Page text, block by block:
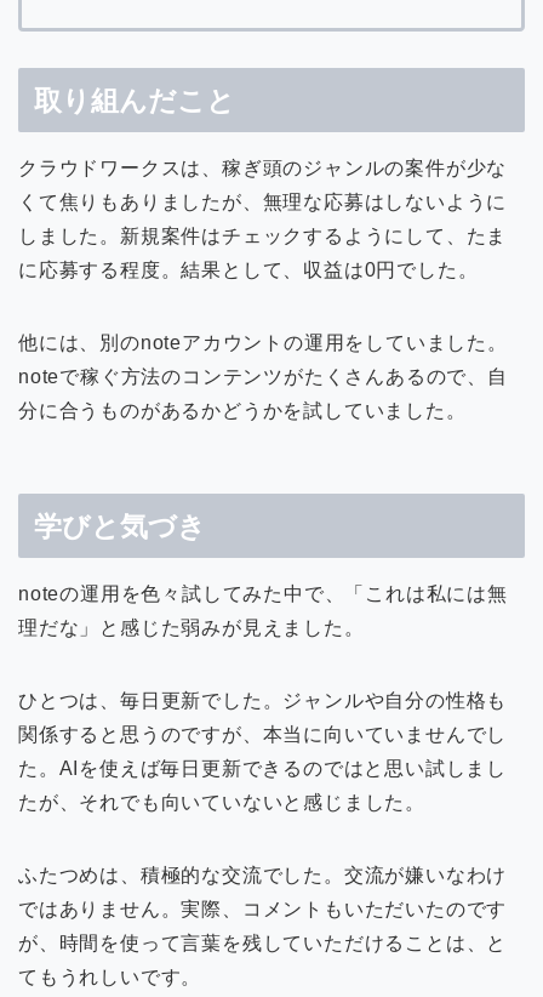
取り組んだこと
クラウドワークスは、稼ぎ頭のジャンルの案件が少な
くて焦りもありましたが、無理な応募はしないように
しました。新規案件はチェックするようにして、たま
に応募する程度。結果として、収益は0円でした。
他には、別のnoteアカウントの運用をしていました。
noteで稼ぐ方法のコンテンツがたくさんあるので、自
分に合うものがあるかどうかを試していました。
学びと気づき
noteの運用を色々試してみた中で、「これは私には無
理だな」と感じた弱みが見えました。
ひとつは、毎日更新でした。ジャンルや自分の性格も
関係すると思うのですが、本当に向いていませんでし
た。AIを使えば毎日更新できるのではと思い試しまし
たが、それでも向いていないと感じました。
ふたつめは、積極的な交流でした。交流が嫌いなわけ
ではありません。実際、コメントもいただいたのです
が、時間を使って言葉を残していただけることは、と
てもうれしいです。